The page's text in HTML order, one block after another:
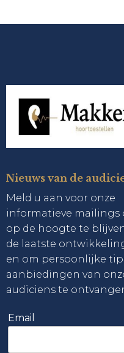
Nieuws van de
Meld u aan voor onze
informatieve mailings
op de hoogte te
de laatste
en om persoonlijke
aanbiedingen van
audiciens te
Email